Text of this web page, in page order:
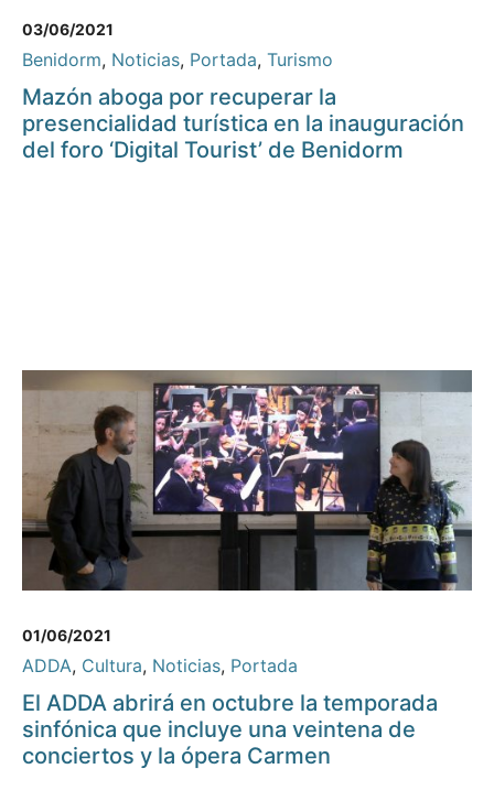
03/06/2021
Benidorm, Noticias, Portada, Turismo
Mazón aboga por recuperar la
presencialidad turística en la inauguración
del foro ‘Digital Tourist’ de Benidorm
01/06/2021
ADDA, Cultura, Noticias, Portada
El ADDA abrirá en octubre la temporada
sinfónica que incluye una veintena de
conciertos y la ópera Carmen